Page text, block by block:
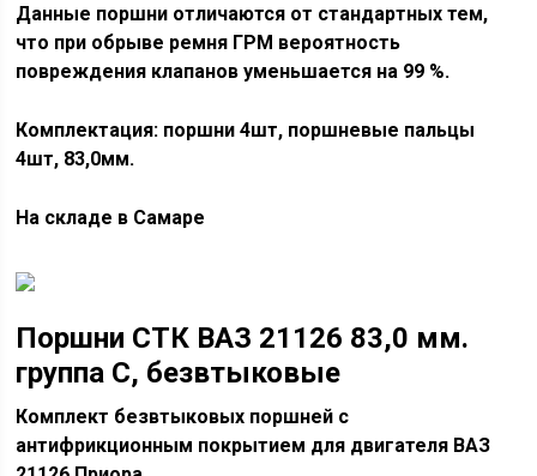
Данные поршни отличаются от стандартных тем,
что при обрыве ремня ГРМ вероятность
повреждения клапанов уменьшается на 99 %.
Комплектация: поршни 4шт, поршневые пальцы
4шт, 83,0мм.
На складе в Самаре
Поршни СТК ВАЗ 21126 83,0 мм.
группа С, безвтыковые
Комплект безвтыковых поршней с
антифрикционным покрытием для двигателя ВАЗ